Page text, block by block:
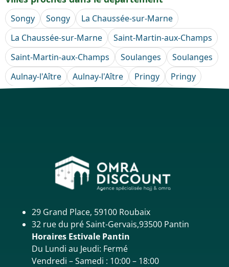
Songy Songy
La Chaussée-sur-Marne
La Chaussée-sur-Marne
Saint-Martin-aux-Champs
Saint-Martin-aux-Champs
Soulanges
Soulanges
Aulnay-l'Aître
Aulnay-l'Aître Pringy Pringy
29 Grand Place, 59100 Roubaix
32 rue du pré Saint-Gervais,93500 Pantin
Horaires Estivale Pantin
Du Lundi au Jeudi: Fermé
Vendredi – Samedi : 10:00 – 18:00